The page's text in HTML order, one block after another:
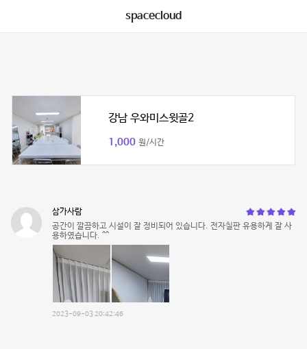
spacecloud
강남 우와미스윗골2
1,000 원/시간
삼가사람
공간이 깔끔하고 시설이 잘 정비되어 있습니다. 전자칠판 유용하게 잘 사
용하였습니다. ^^
2023-09-03 20:42:46